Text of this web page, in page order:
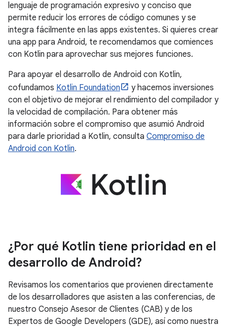
lenguaje de programación expresivo y conciso que
permite reducir los errores de código comunes y se
integra fácilmente en las apps existentes. Si quieres crear
una app para Android, te recomendamos que comiences
con Kotlin para aprovechar sus mejores funciones.
Para apoyar el desarrollo de Android con Kotlin,
cofundamos Kotlin Foundation
y hacemos inversiones
con el objetivo de mejorar el rendimiento del compilador y
la velocidad de compilación. Para obtener más
información sobre el compromiso que asumió Android
para darle prioridad a Kotlin, consulta Compromiso de
Android con Kotlin.
¿Por qué Kotlin tiene prioridad en el
desarrollo de Android?
Revisamos los comentarios que provienen directamente
de los desarrolladores que asisten a las conferencias, de
nuestro Consejo Asesor de Clientes (CAB) y de los
Expertos de Google Developers (GDE), así como nuestra